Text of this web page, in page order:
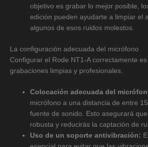
objetivo es grabar lo mejor posible,
edición pueden ayudarte a limpiar el
algunos de esos ruidos molestos.
La configuración adecuada del micrófono
Configurar el Rode NT1-A correctamente
grabaciones limpias y profesionales.
Colocación adecuada del
micrófono a una distancia de entre
fuente de sonido. Esto asegurará
robusta y reducirás la captación de
Uso de un soporte antivibración: